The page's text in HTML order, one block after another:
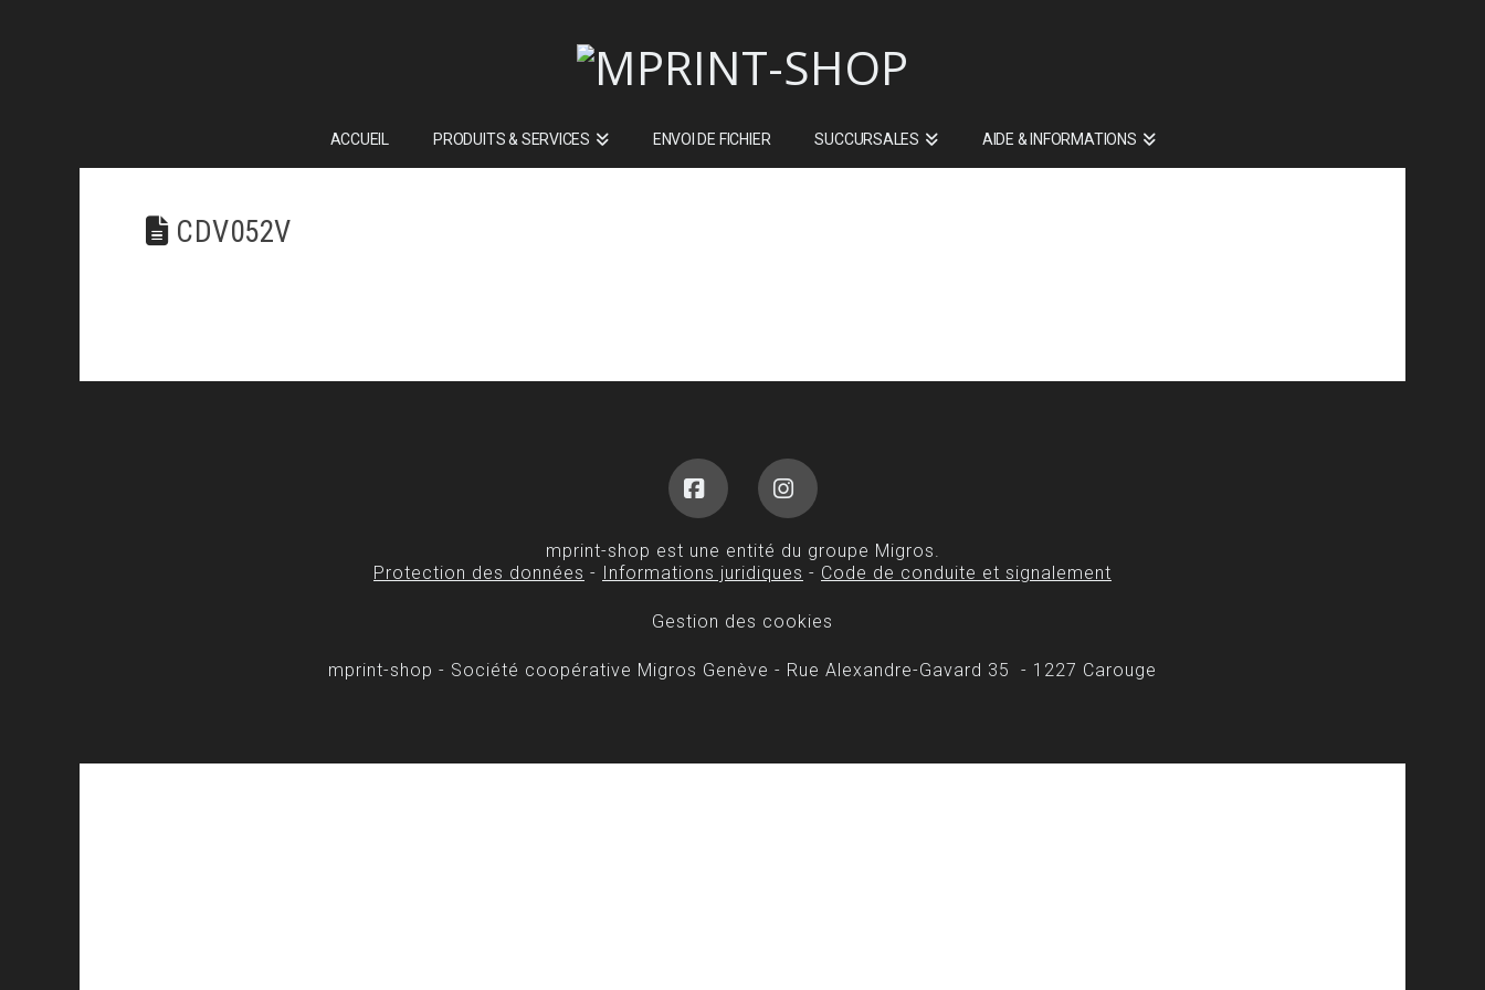
ACCUEIL PRODUITS & SERVICES ENVOI DE FICHIER SUCCURSALES AIDE & INFORMATIONS
CDV052V
FacebookInstagram
mprint-shop est une entité du groupe Migros.
Protection des données - Informations juridiques - Code de conduite et signalement
Gestion des cookies
mprint-shop - Société coopérative Migros Genève - Rue Alexandre-Gavard 35 - 1227 Carouge